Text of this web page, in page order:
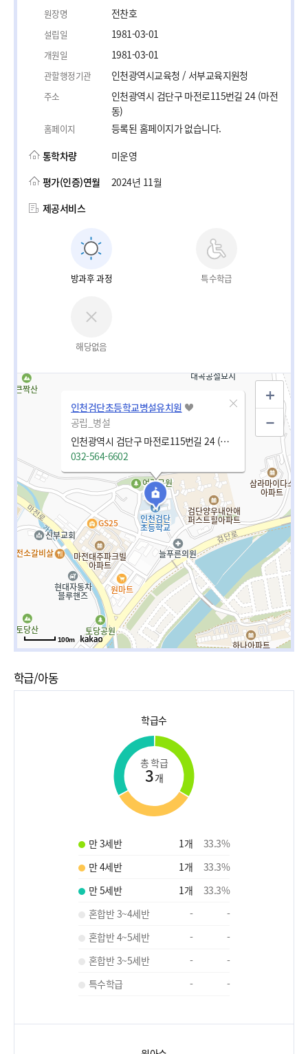
원장명 전찬호
설립일 1981-03-01
개원일 1981-03-01
관할행정기관 인천광역시교육청 / 서부교육지원청
주소
인천광역시 검단구 마전로115번길 24 (마전
동)
홈페이지
등록된 홈페이지가 없습니다.
통학차량
미운영
평가(인증)연월
2024년 11월
제공서비스
방과후 과정 특수학급
해당없음
인천검단초등학교병설유치원
공립_병설
인천광역시 검단구 마전로115번길 24 (마전동)
032-564-6602
100m
학급/아동
학급수
총 학급
3개
만 3세반 1개 33.3%
만 4세반
1개 33.3%
만 5세반
1개 33.3%
혼합반 3~4세반
-
-
혼합반 4~5세반
-
-
혼합반 3~5세반
-
-
특수학급
- -